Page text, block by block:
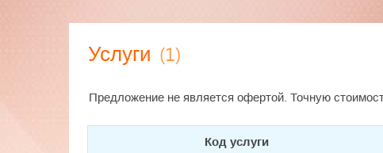
Услуги (1)
Предложение не является офертой. Точную
Код услуги